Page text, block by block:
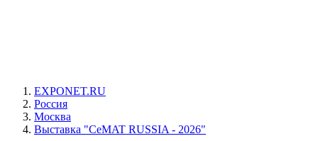
EXPONET.RU
Россия
Москва
Выставка "CeMAT RUSSIA - 2026"